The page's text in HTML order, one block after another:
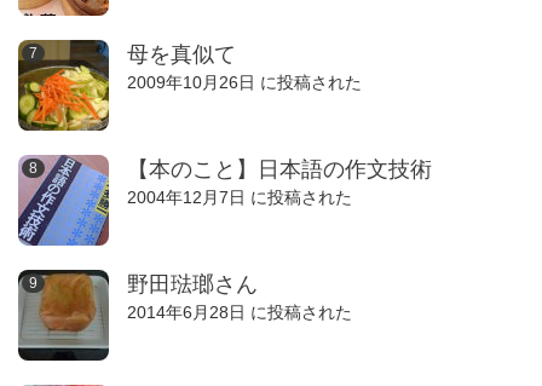
母を真似て
2009年10月26日 に投稿された
【本のこと】日本語の作文技術
2004年12月7日 に投稿された
野田琺瑯さん
2014年6月28日 に投稿された